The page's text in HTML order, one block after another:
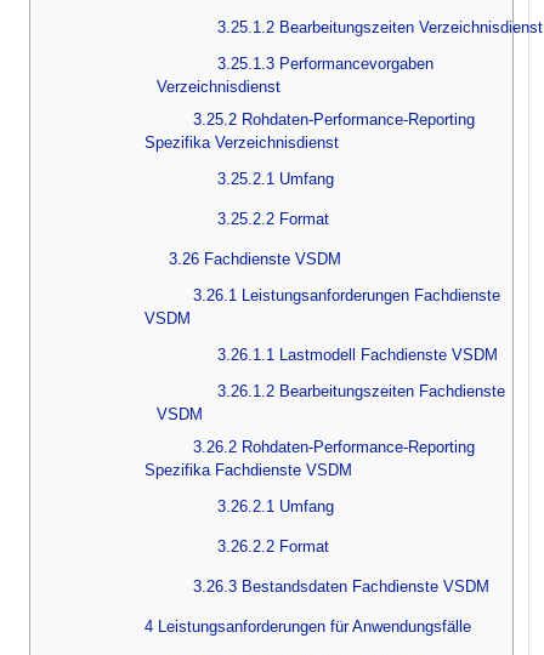
3.25.1.2 Bearbeitungszeiten Verzeichnisdienst
3.25.1.3 Performancevorgaben
Verzeichnisdienst
3.25.2 Rohdaten-Performance-Reporting
Spezifika Verzeichnisdienst
3.25.2.1 Umfang
3.25.2.2 Format
3.26 Fachdienste VSDM
3.26.1 Leistungsanforderungen Fachdienste
VSDM
3.26.1.1 Lastmodell Fachdienste VSDM
3.26.1.2 Bearbeitungszeiten Fachdienste
VSDM
3.26.2 Rohdaten-Performance-Reporting
Spezifika Fachdienste VSDM
3.26.2.1 Umfang
3.26.2.2 Format
3.26.3 Bestandsdaten Fachdienste VSDM
4 Leistungsanforderungen für Anwendungsfälle